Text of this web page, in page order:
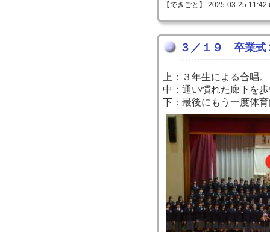
【できごと】 2025-03-25
３／１９ 卒業式
上：３年生による合唱。
中：通い慣れた廊下を
下：最後にもう一度体